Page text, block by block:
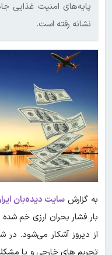
پایه‌های امنیت غذایی
نشانه رفته است.
به گزارش سایت دیده‌بان
بار فشار بحران ارزی خم
از دیروز آشکار می‌شود. در
تحریم های خارجی و یا